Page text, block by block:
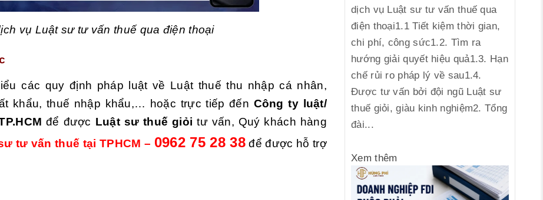
vụ Luật sư tư vấn thuế qua điện thoại
các quy định pháp luật về Luật thuế thu nhập cá nhân,
khẩu, thuế nhập khẩu,… hoặc trực tiếp đến Công ty luật/
để được Luật sư thuế giỏi tư vấn, Quý khách hàng
tư vấn thuế tại TPHCM – 0962 75 28 38để được hỗ trợ
dịch vụ Luật sư tư vấn thuế qua
điện thoại1.1 Tiết kiệm thời gian,
chi phí, công sức1.2. Tìm ra
hướng giải quyết hiệu quả1.3. Hạn
chế rủi ro pháp lý về sau1.4.
Được tư vấn bởi đội ngũ Luật sư
thuế giỏi, giàu kinh nghiệm2. Tổng
đài...
Xem thêm